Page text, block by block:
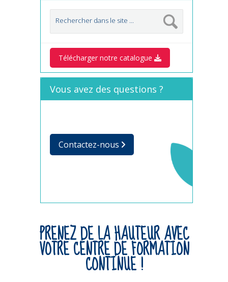
Télécharger notre catalogue
Vous avez des questions ?
Contactez-nous
PRENEZ DE LA HAUTEUR AVEC
VOTRE CENTRE DE FORMATION
CONTINUE !